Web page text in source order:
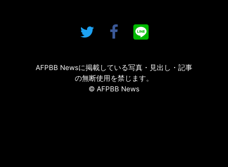
AFPBB Newsに掲載している写真・見出し・記事
の無断使用を禁じます。
© AFPBB News